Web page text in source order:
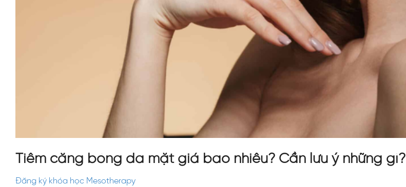
Tiêm căng bóng da mặt giá bao nhiêu? Cần lưu ý những gì?
Đăng ký khóa học Mesotherapy